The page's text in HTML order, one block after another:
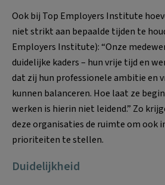
Ook bij Top Employers Institute
niet strikt aan bepaalde tijden te
Employers Institute): “Onze
duidelijke kaders – hun vrije tijd en
dat zij hun professionele ambitie en
kunnen balanceren. Hoe laat ze
werken is hierin niet leidend.” Zo
deze organisaties de ruimte om ook
prioriteiten te stellen.
Duidelijkheid